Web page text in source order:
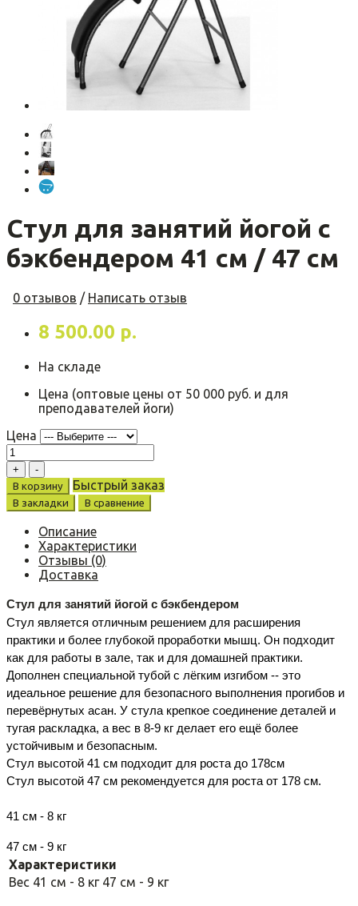
Стул для занятий йогой с
бэкбендером 41 см / 47 см
0 отзывов / Написать отзыв
8 500.00 р.
На складе
Цена (оптовые цены от 50 000 руб. и для
преподавателей йоги)
Цена
В корзину Быстрый заказ
В закладки В сравнение
Описание
Характеристики
Отзывы (0)
Доставка
Стул для занятий йогой с бэкбендером
Стул является отличным решением для расширения
практики и более глубокой проработки мышц. Он подходит
как для работы в зале, так и для домашней практики.
Дополнен специальной тубой с лёгким изгибом -- это
идеальное решение для безопасного выполнения прогибов и
перевёрнутых асан. У стула крепкое соединение деталей и
тугая раскладка, а вес в 8-9 кг делает его ещё более
устойчивым и безопасным.
Стул высотой 41 см подходит для роста до 178см
Стул высотой 47 см рекомендуется для роста от 178 см.
41 см - 8 кг
47 см - 9 кг
Характеристики
Вес 41 см - 8 кг 47 см - 9 кг